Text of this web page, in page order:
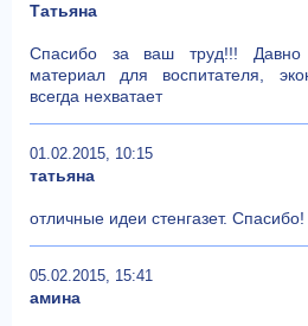
Татьяна
Спасибо за ваш труд!!! Давно
материал для воспитателя,
всегда нехватает
01.02.2015, 10:15
татьяна
отличные идеи стенгазет. Спасибо!
05.02.2015, 15:41
амина